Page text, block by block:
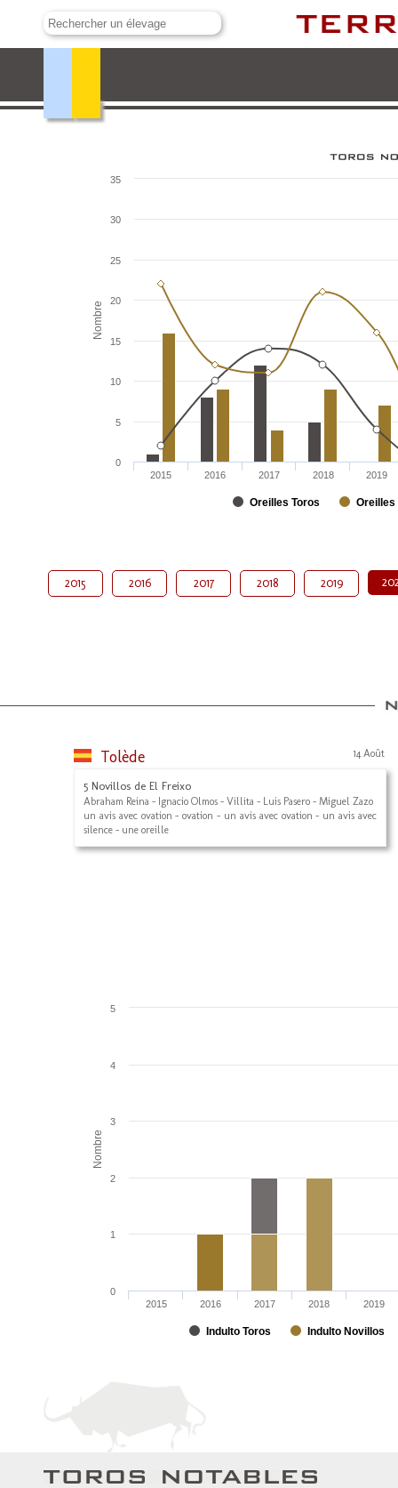
Nombre
Oreilles Toros Oreilles
2015 2016 2017 2018 2019
0
5
10
15
20
25
30
35
2015 2016 2017 2018 2019
Tolède 14 Août
5 Novillos de El Freixo
Abraham Reina - Ignacio Olmos - Villita - Luis Pasero - Miguel Zazo
un avis avec ovation - ovation - un avis avec ovation - un avis avec
silence - une oreille
Nombre
Indulto Toros Indulto Novillos
2015 2016 2017 2018 2019
0
1
2
3
4
5